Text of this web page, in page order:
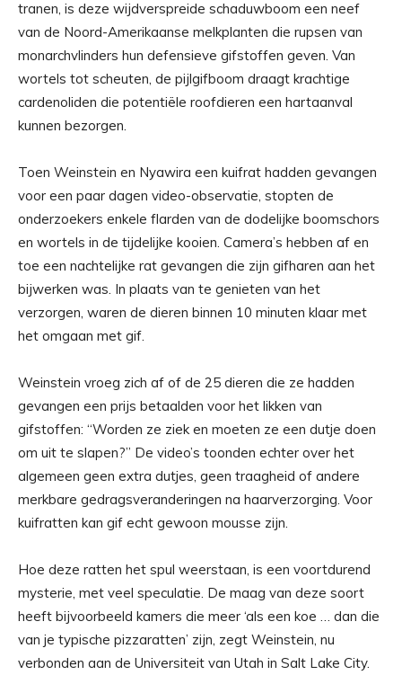
tranen, is deze wijdverspreide schaduwboom een ​​neef
van de Noord-Amerikaanse melkplanten die rupsen van
monarchvlinders hun defensieve gifstoffen geven. Van
wortels tot scheuten, de pijlgifboom draagt ​​krachtige
cardenoliden die potentiële roofdieren een hartaanval
kunnen bezorgen.
Toen Weinstein en Nyawira een kuifrat hadden gevangen
voor een paar dagen video-observatie, stopten de
onderzoekers enkele flarden van de dodelijke boomschors
en wortels in de tijdelijke kooien. Camera’s hebben af ​​en
toe een nachtelijke rat gevangen die zijn gifharen aan het
bijwerken was. In plaats van te genieten van het
verzorgen, waren de dieren binnen 10 minuten klaar met
het omgaan met gif.
Weinstein vroeg zich af of de 25 dieren die ze hadden
gevangen een prijs betaalden voor het likken van
gifstoffen: “Worden ze ziek en moeten ze een dutje doen
om uit te slapen?” De video’s toonden echter over het
algemeen geen extra dutjes, geen traagheid of andere
merkbare gedragsveranderingen na haarverzorging. Voor
kuifratten kan gif echt gewoon mousse zijn.
Hoe deze ratten het spul weerstaan, is een voortdurend
mysterie, met veel speculatie. De maag van deze soort
heeft bijvoorbeeld kamers die meer ‘als een koe … dan die
van je typische pizzaratten’ zijn, zegt Weinstein, nu
verbonden aan de Universiteit van Utah in Salt Lake City.